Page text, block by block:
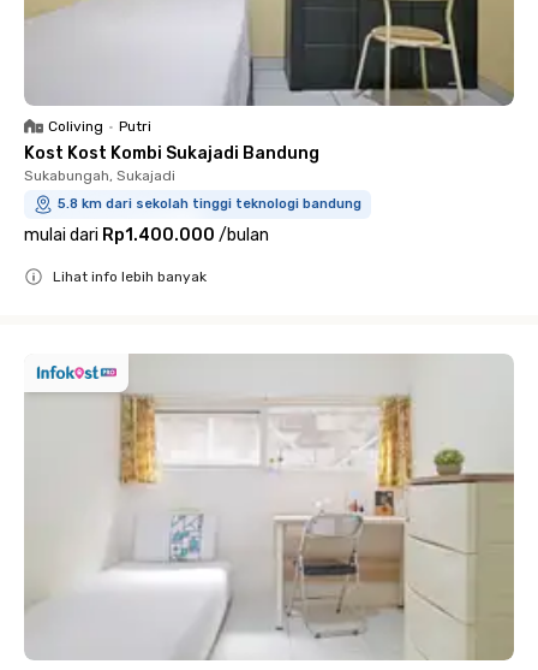
Coliving • Putri
Kost Kost Kombi Sukajadi Bandung
Sukabungah, Sukajadi
5.8 km dari sekolah tinggi teknologi bandung
mulai dari Rp1.400.000 /bulan
Lihat info lebih banyak